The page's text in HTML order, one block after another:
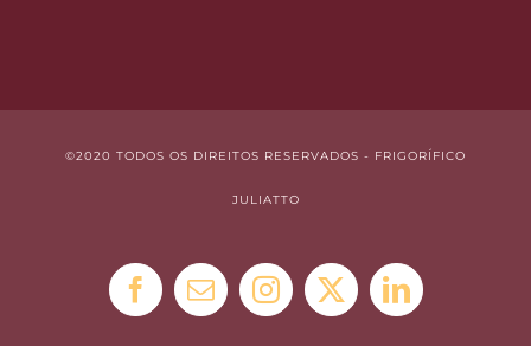
©2020 TODOS OS DIREITOS RESERVADOS - FRIGORÍFICO
JULIATTO
Facebook
E-
Instagram
X LinkedIn